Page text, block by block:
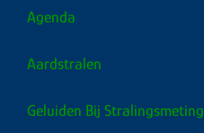
Agenda
Aardstralen
Geluiden Bij Stralingsmeting